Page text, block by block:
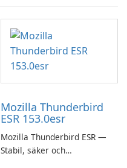
Mozilla Thunderbird
ESR 153.0esr
Mozilla Thunderbird ESR —
Stabil, säker och